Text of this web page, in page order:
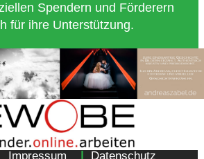
Spendern und Förderern
für ihre Unterstützung.
Turnverein 1877 e.V. Essen-
Impressum | Datenschutz